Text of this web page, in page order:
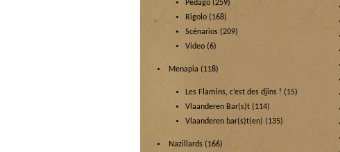
Pédago (259)
Rigolo (168)
Scénarios (209)
Video (6)
Menapia (118)
Les Flamins, c’est des djins ! (15)
Vlaanderen Bar(s)t (114)
Vlaanderen bar(s)t(en) (135)
Nazillards (166)